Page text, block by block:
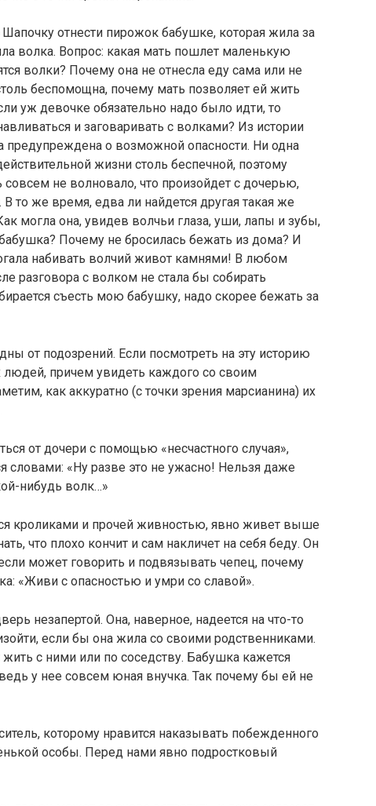
отнести пирожок бабушке, которая жила за
волка. Вопрос: какая мать пошлет маленькую
волки? Почему она не отнесла еду сама или не
беспомощна, почему мать позволяет ей жить
уж девочке обязательно надо было идти, то
и заговаривать с волками? Из истории
предупреждена о возможной опасности. Ни одна
жизни столь беспечной, поэтому
совсем не волновало, что произойдет с дочерью,
то же время, едва ли найдется другая такая же
могла она, увидев волчьи глаза, уши, лапы и зубы,
Почему не бросилась бежать из дома? И
набивать волчий живот камнями! В любом
разговора с волком не стала бы собирать
съесть мою бабушку, надо скорее бежать за
от подозрений. Если посмотреть на эту историю
людей, причем увидеть каждого со своим
как аккуратно (с точки зрения марсианина) их
от дочери с помощью «несчастного случая»,
словами: «Ну разве это не ужасно! Нельзя даже
нибудь волк…»
кроликами и прочей живностью, явно живет выше
что плохо кончит и сам накличет на себя беду. Он
может говорить и подвязывать чепец, почему
«Живи с опасностью и умри со славой».
незапертой. Она, наверное, надеется на что-то
если бы она жила со своими родственниками.
с ними или по соседству. Бабушка кажется
у нее совсем юная внучка. Так почему бы ей не
которому нравится наказывать побежденного
особы. Перед нами явно подростковый